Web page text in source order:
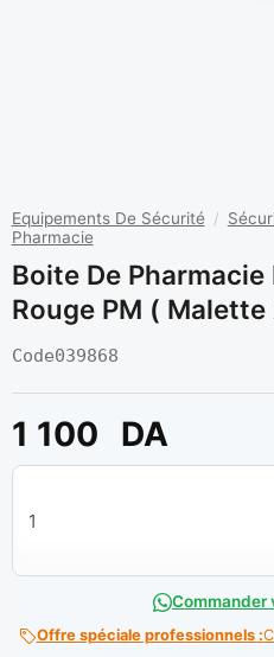
Equipements De Sécurité /
Pharmacie
Boite De
Rouge PM (
Code039868
1 100 DA
quantité de Boite de
Commander
Offre spéciale professionnels :